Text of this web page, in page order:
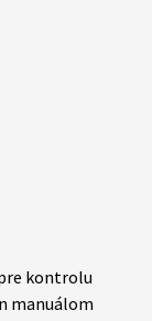
kontrolu
manuálom